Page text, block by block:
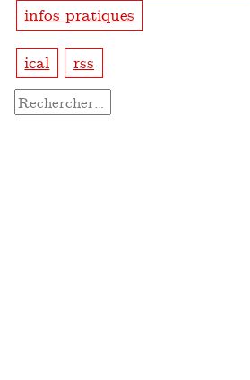
infos pratiques
ical rss
Rechercher :